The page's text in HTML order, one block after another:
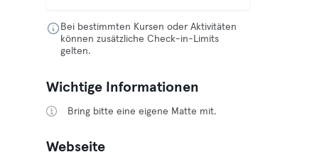
Bei bestimmten Kursen oder Aktivitäten
können zusätzliche Check-in-Limits
gelten.
Wichtige Informationen
Bring bitte eine eigene Matte mit.
Webseite